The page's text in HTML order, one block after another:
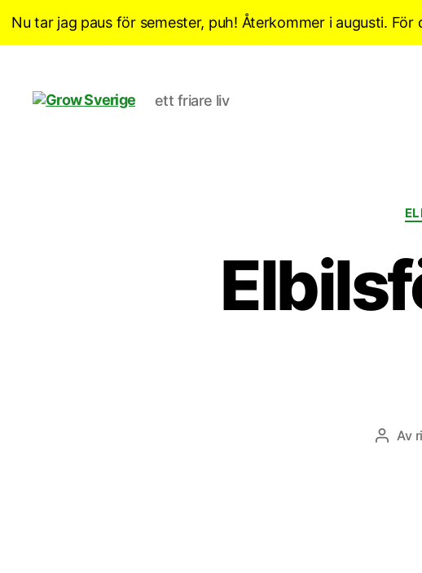
Nu tar jag paus för semester, puh! Återkommer i augusti.
ett friare liv
Av